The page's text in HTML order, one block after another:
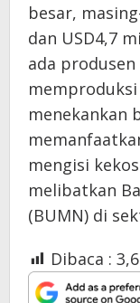
besar,
dan USD4,7
ada
memproduksi
menekankan
mengisi
melibatkan
(BUMN) di
Dibaca :